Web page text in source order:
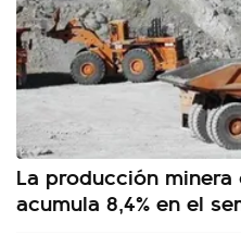
La producción minera
acumula 8,4% en el